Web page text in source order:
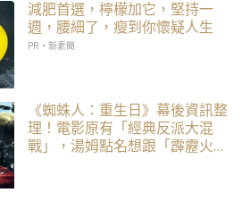
減肥首選，檸檬加它，堅持一
週，腰細了，瘦到你懷疑人生
PR・新素簡
《蜘蛛人：重生日》幕後資訊整
理！電影原有「經典反派大混
戰」，湯姆點名想跟「霹靂火」